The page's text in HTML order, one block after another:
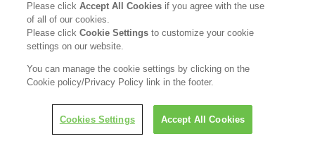
Cơ hội nghề nghiệp
Thông cáo pháp lý Chính sách bảo mật Chính sách mạng xã hội
Copyright © Kao Vietnam Co., Ltd. All rights reserved.
Please clickAccept All Cookies if you agree with the use
of all of our cookies.
Please clickCookie Settingsto customize your cookie
settings on our website.
You can manage the cookie settings by clicking on the
Cookie policy/Privacy Policy link in the footer.
Cookies Settings Accept All Cookies